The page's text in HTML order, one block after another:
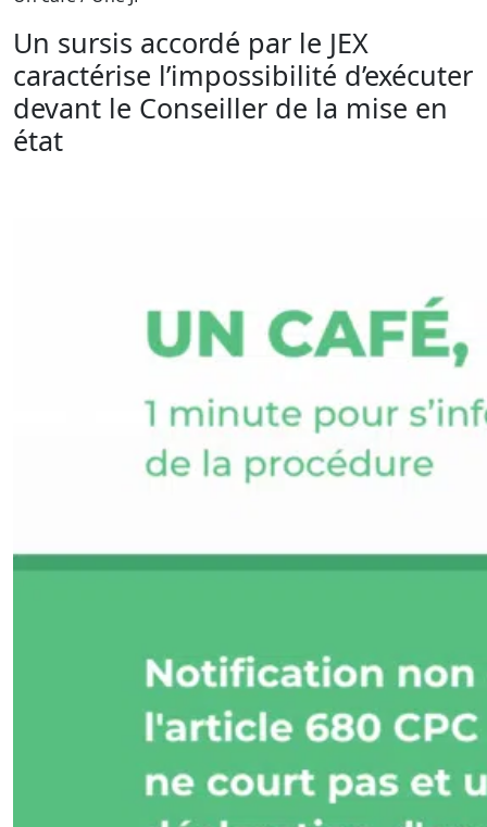
Un sursis accordé par le JEX
caractérise l’impossibilité d’exécuter
devant le Conseiller de la mise en
état